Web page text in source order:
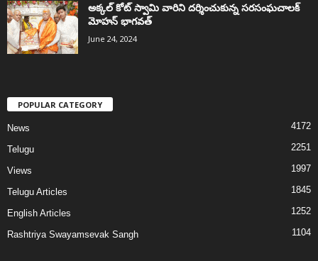
అక్కల్‌ కోట్‌ స్వామి వారిని దర్శించుకున్న సరసంఘచాలక్
మోహన్ భాగవత్
June 24, 2024
POPULAR CATEGORY
News 4172
Telugu 2251
Views 1997
Telugu Articles 1845
English Articles 1252
Rashtriya Swayamsevak Sangh 1104